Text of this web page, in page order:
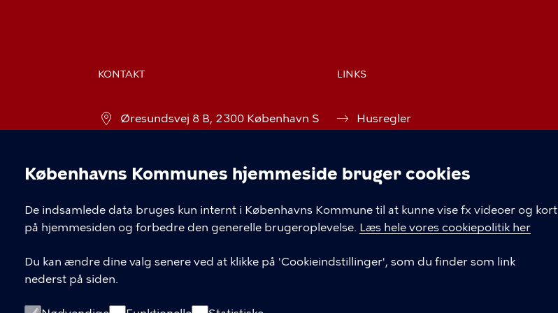
Cookieindstillinger
Københavns Kommunes hjemmeside bruger cookies
De indsamlede data bruges kun internt i Københavns Kommune til at kunne vise fx videoer og kort
på hjemmesiden og forbedre den generelle brugeroplevelse. Læs hele vores cookiepolitik her
Du kan ændre dine valg senere ved at klikke på 'Cookieindstillinger', som du finder som link
nederst på siden.
KONTAKT
Øresundsvej 8 B, 2300 København S
32 84 32 11
LINKS
Husregler
Tilmelding til nyhedsbrev
Cookiepolitik